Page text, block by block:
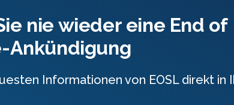
nie wieder eine End of
Ankündigung
Informationen von EOSL direkt in